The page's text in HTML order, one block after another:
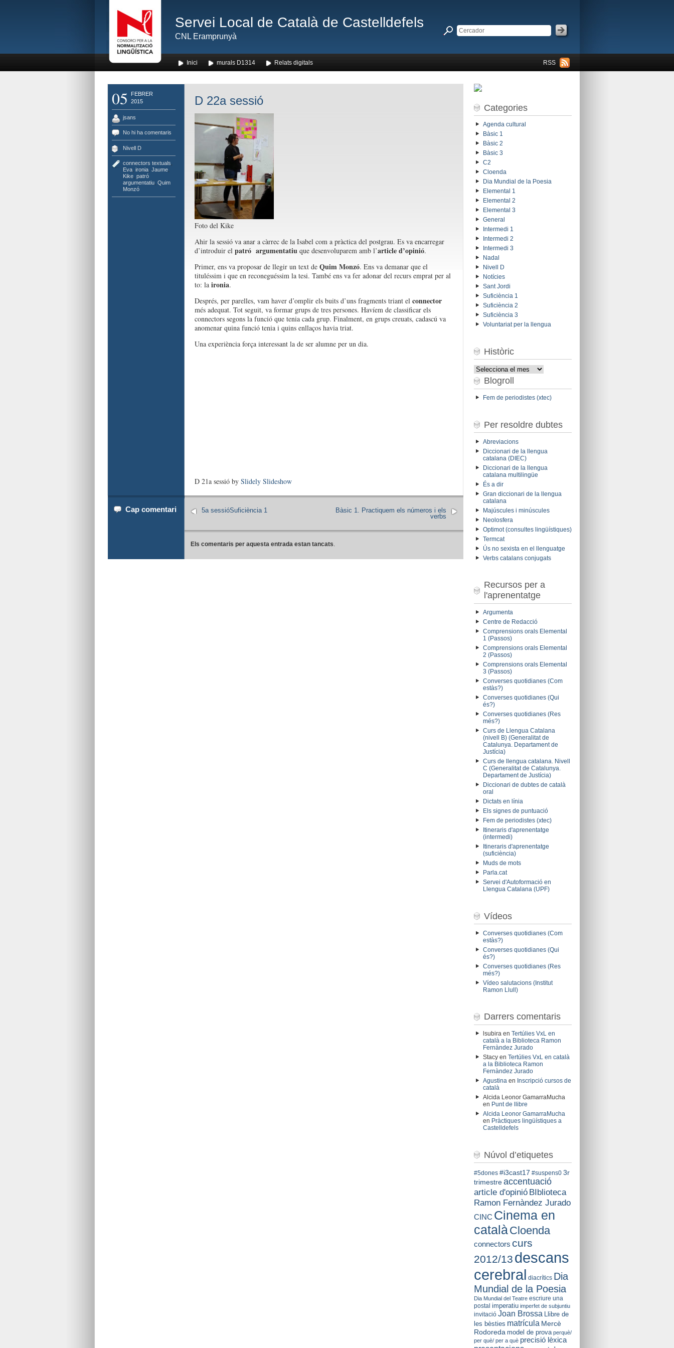
Servei Local de Català de Castelldefels
CNL Eramprunyà
RSS
Inici murals D1314 Relats digitals
05
FEBRER
2015
jsans
No hi ha comentaris
Nivell D
connectors textuals
Eva, ironia, Jaume,
Kike, patró
argumentatiu, Quim
Monzó
D 22a sessió
Foto del Kike
Ahir la sessió va anar a càrrec de la Isabel com a pràctica del postgrau. Es va encarregar
d’introduir el patró argumentatiuque desenvoluparem amb l’article d’opinió.
Primer, ens va proposar de llegir un text de Quim Monzó. Ens va demanar que el
tituléssim i que en reconeguéssim la tesi. També ens va fer adonar del recurs emprat per al
to: la ironia.
Després, per parelles, vam haver d’omplir els buits d’uns fragments triant el connector
més adequat. Tot seguit, va formar grups de tres persones. Havíem de classificar els
connectors segons la funció que tenia cada grup. Finalment, en grups creuats, cadascú va
anomenar quina funció tenia i quins enllaços havia triat.
Una experiència força interessant la de ser alumne per un dia.
D 21a sessió by Slidely Slideshow
Cap comentari
Bàsic 1. Practiquem els números i els
verbs
5a sessióSuficiència 1
Els comentaris per aquesta entrada estan tancats.
Categories
Agenda cultural
Bàsic 1
Bàsic 2
Bàsic 3
C2
Cloenda
Dia Mundial de la Poesia
Elemental 1
Elemental 2
Elemental 3
General
Intermedi 1
Intermedi 2
Intermedi 3
Nadal
Nivell D
Notícies
Sant Jordi
Suficiència 1
Suficiència 2
Suficiència 3
Voluntariat per la llengua
Històric
Històric
Blogroll
Fem de periodistes (xtec)
Per resoldre dubtes
Abreviacions
Diccionari de la llengua
catalana (DIEC)
Diccionari de la llengua
catalana multilingüe
És a dir
Gran diccionari de la llengua
catalana
Majúscules i minúscules
Neolosfera
Optimot (consultes lingüístiques)
Termcat
Ús no sexista en el llenguatge
Verbs catalans conjugats
Recursos per a
l'aprenentatge
Argumenta
Centre de Redacció
Comprensions orals Elemental
1 (Passos)
Comprensions orals Elemental
2 (Passos)
Comprensions orals Elemental
3 (Passos)
Converses quotidianes (Com
estàs?)
Converses quotidianes (Qui
és?)
Converses quotidianes (Res
més?)
Curs de Llengua Catalana
(nivell B) (Generalitat de
Catalunya. Departament de
Justícia)
Curs de llengua catalana. Nivell
C (Generalitat de Catalunya.
Departament de Justícia)
Diccionari de dubtes de català
oral
Dictats en línia
Els signes de puntuació
Fem de periodistes (xtec)
Itineraris d'aprenentatge
(intermedi)
Itineraris d'aprenentatge
(suficiència)
Muds de mots
Parla.cat
Servei d'Autoformació en
Llengua Catalana (UPF)
Vídeos
Converses quotidianes (Com
estàs?)
Converses quotidianes (Qui
és?)
Converses quotidianes (Res
més?)
Vídeo salutacions (Institut
Ramon Llull)
Darrers comentaris
lsubiraen Tertúlies VxL en
català a la Biblioteca Ramon
Fernàndez Jurado
Stacyen Tertúlies VxL en català
a la Biblioteca Ramon
Fernàndez Jurado
Agustinaen Inscripció cursos de
català
Alcida Leonor GamarraMucha
en Punt de llibre
Alcida Leonor GamarraMucha
en Pràctiques lingüístiques a
Castelldefels
Núvol d’etiquetes
#5dones #i3cast17 #suspens0 3r
trimestre accentuació
article d'opinió BIblioteca
Ramon Fernàndez Jurado
CINC Cinema en
catalàCloenda
connectors curs
2012/13 descans
cerebral diacrítics Dia
Mundial de la Poesia
Dia Mundial del Teatre escriure una
postal imperatiu imperfet de subjuntiu
invitació Joan Brossa
Llibre de
les bèsties matrícula Mercè
Rodoreda model de prova perquè/
per què/ per a què precisió lèxica